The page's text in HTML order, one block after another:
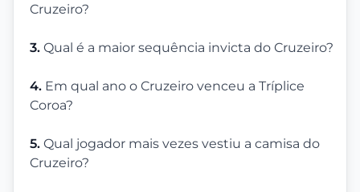
Cruzeiro?
3. Qual é a maior sequência invicta do Cruzeiro?
4. Em qual ano o Cruzeiro venceu a Tríplice
Coroa?
5. Qual jogador mais vezes vestiu a camisa do
Cruzeiro?